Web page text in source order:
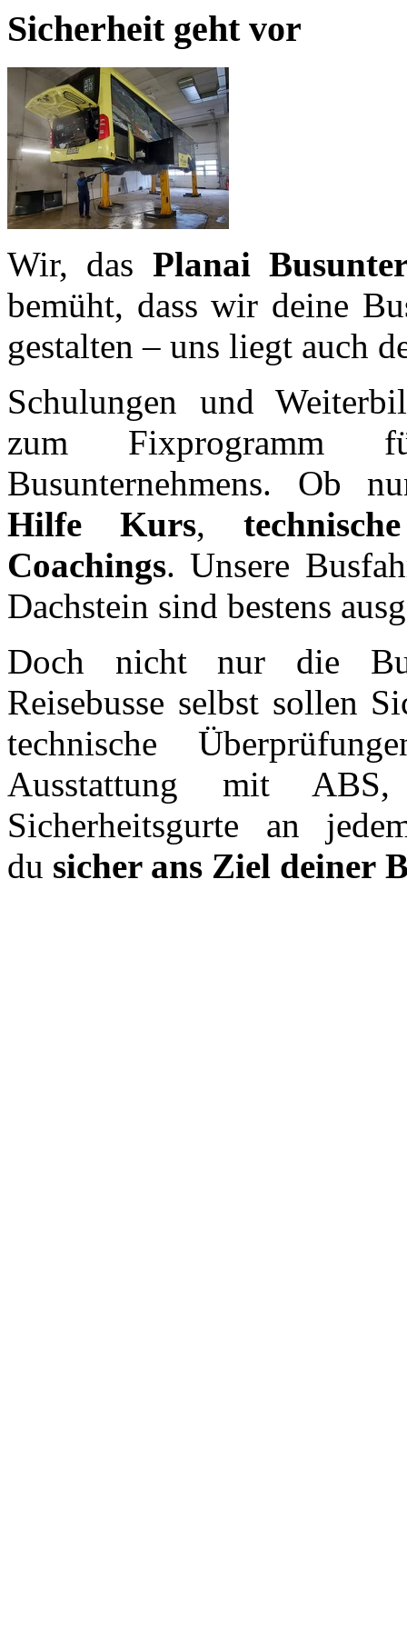
Sicherheit geht vor
Wir, das Planai
bemüht, dass wir deine
gestalten – uns liegt auch
Schulungen und
zum Fixprogramm
Busunternehmens. Ob
Hilfe Kurs,
Coachings. Unsere
Dachstein sind bestens
Doch nicht nur die
Reisebusse selbst sollen
technische
Ausstattung mit
Sicherheitsgurte an
du sicher ans Ziel deiner